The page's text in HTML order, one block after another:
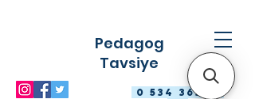
0 534 363 98
Pedagog
Tavsiye